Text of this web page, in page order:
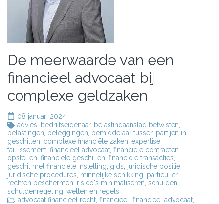
De meerwaarde van een
financieel advocaat bij
complexe geldzaken
08 januari 2024
advies
bedrijfseigenaar, belastingaanslag betwisten
belastingen
beleggingen
bemiddelaar tussen partijen in
geschillen complexe financiële zaken expertise
faillissement financieel advocaat financiële contracten
opstellen financiële geschillen financiële transacties
geschil met financiële instelling gids juridische positie
juridische procedures minnelijke schikking particulier,
rechten beschermen risico's minimaliseren schulden
schuldenregeling wetten en regels
advocaat financieel recht financieel financieel advocaat